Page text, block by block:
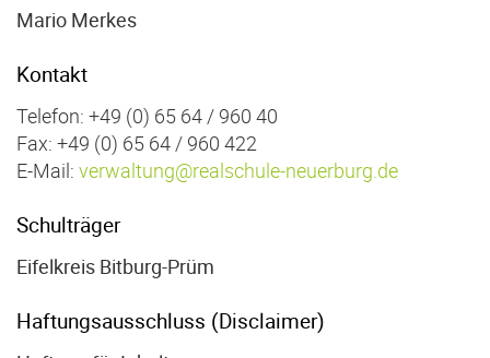
Downloads
Mario Merkes
Kontakt
Telefon: +49 (0) 65 64 / 960 40
Fax: +49 (0) 65 64 / 960 422
E-Mail: verwaltung@realschule-neuerburg.de
Schulträger
Eifelkreis Bitburg-Prüm
Haftungsausschluss (Disclaimer)